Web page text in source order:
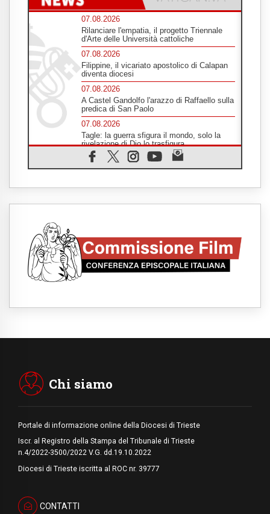
07.08.2026
Rilanciare l'empatia, il progetto Triennale
d'Arte delle Università cattoliche
07.08.2026
Filippine, il vicariato apostolico di Calapan
diventa diocesi
07.08.2026
A Castel Gandolfo l'arazzo di Raffaello sulla
predica di San Paolo
07.08.2026
Tagle: la guerra sfigura il mondo, solo la
rivelazione di Dio lo trasfigura
07.08.2026
Il Papa in Francia, quattro giorni intensi tra
SIGNIS 2026, dare voce alle religiose
Honduras, gli sfollati invisibili di una crisi
dimenticata
07.08.2026
Italia, Antigone: carceri al limite della
Parolin conclude il viaggio in Messico: "La
Chi siamo
Portale di informazione online della Diocesi di Trieste
Iscr. al Registro della Stampa del Tribunale di Trieste
n.4/2022-3500/2022 V.G. dd.19.10.2022
Diocesi di Trieste iscritta al ROC nr. 39777
CONTATTI